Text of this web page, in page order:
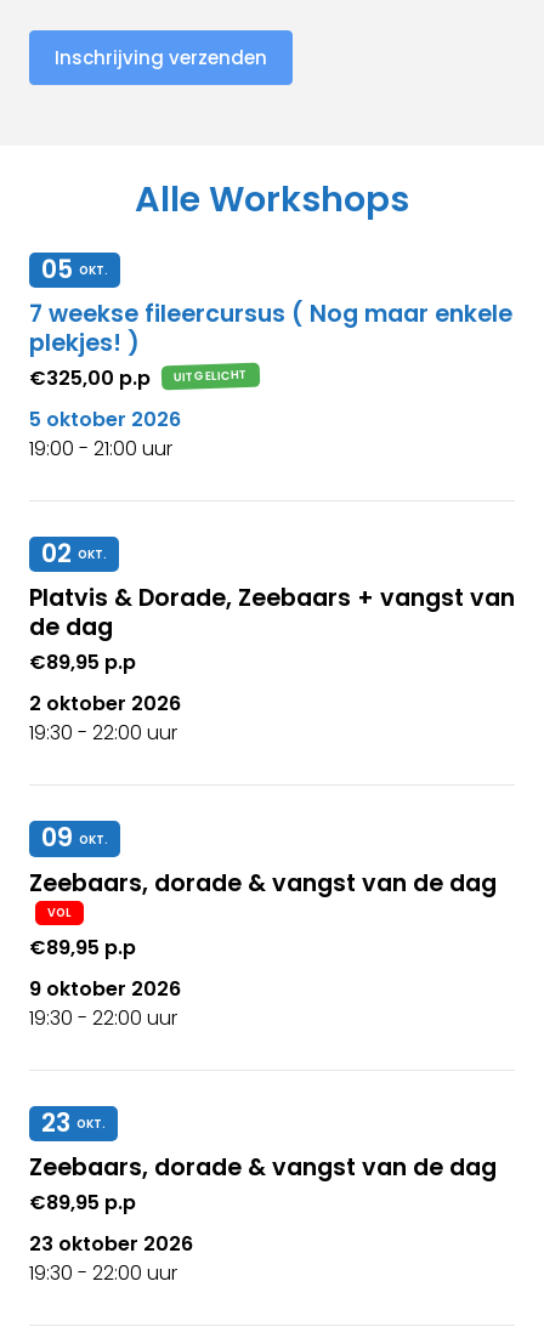
Inschrijving verzenden
Alle Workshops
05 OKT.
7 weekse fileercursus ( Nog maar enkele
plekjes! )
€325,00 p.p UITGELICHT
5 oktober 2026
19:00 - 21:00 uur
02 OKT.
Platvis & Dorade, Zeebaars + vangst van
de dag
€89,95 p.p
2 oktober 2026
19:30 - 22:00 uur
09 OKT.
Zeebaars, dorade & vangst van de dag
VOL
€89,95 p.p
9 oktober 2026
19:30 - 22:00 uur
23 OKT.
Zeebaars, dorade & vangst van de dag
€89,95 p.p
23 oktober 2026
19:30 - 22:00 uur